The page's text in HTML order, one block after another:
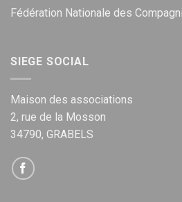
Fédération Nationale des
SIEGE SOCIAL
Maison des associations
2, rue de la Mosson
34790, GRABELS